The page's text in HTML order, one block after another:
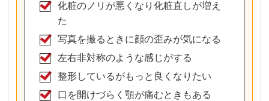
化粧のノリが悪くなり化粧直しが増え
た
写真を撮るときに顔の歪みが気になる
左右非対称のような感じがする
整形しているがもっと良くなりたい
口を開けづらく顎が痛むときもある